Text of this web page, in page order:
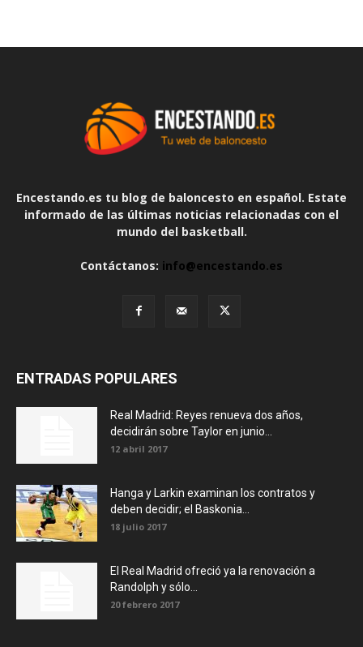
Encestando.es tu blog de baloncesto en español. Estate
informado de las últimas noticias relacionadas con el
mundo del basketball.
Contáctanos: info@encestando.es
ENTRADAS POPULARES
Real Madrid: Reyes renueva dos años,
decidirán sobre Taylor en junio...
12 abril 2017
Hanga y Larkin examinan los contratos y
deben decidir; el Baskonia...
18 julio 2017
El Real Madrid ofreció ya la renovación a
Randolph y sólo...
20 febrero 2017